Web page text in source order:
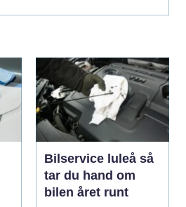
Bilservice luleå så
tar du hand om
bilen året runt